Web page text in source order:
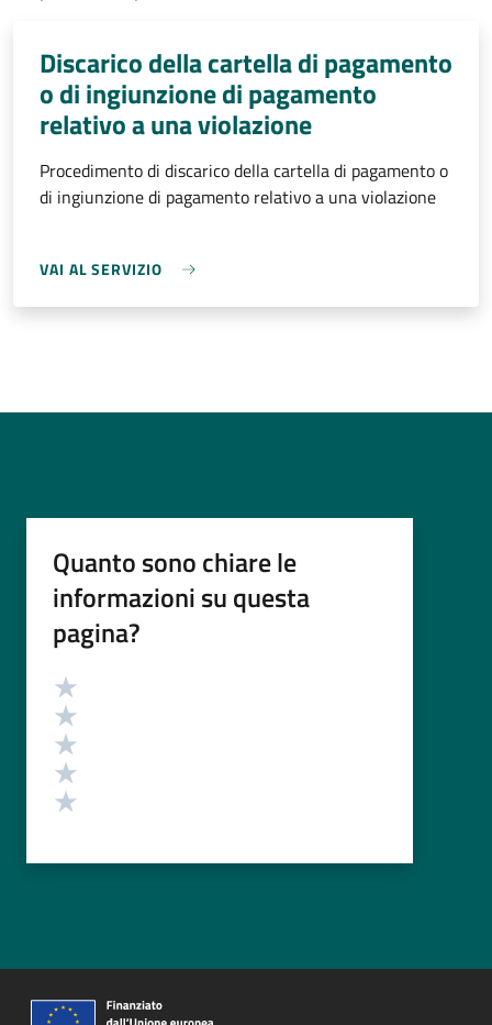
Discarico della cartella di pagamento
o di ingiunzione di pagamento
relativo a una violazione
Procedimento di discarico della cartella di pagamento o
di ingiunzione di pagamento relativo a una violazione
VAI AL SERVIZIO
Quanto sono chiare le
informazioni su questa
pagina?
Valutazione